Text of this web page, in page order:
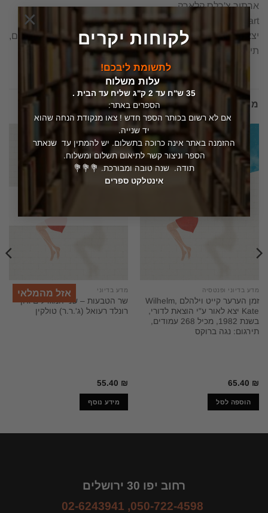
לקוחות יקרים
לתשומת ליבכם!
עלות משלוח
35 ש"ח עד 2 ק"ג שליח עד הבית .
הספרים באתר:
אם לא רשום בכותר הספר חדש ! צאו מנקודת הנחה שהוא
יד שנייה.
ההזמנה באתר אינה כרוכה בתשלום. יש להמתין עד שנאתר
הספר וניצור קשר לתיאום תשלום ומשלוח.
תודה. שנה טובה ומבורכת. 💐💐💐
אינטלקט ספרים
×
ארתור צ'רלס קלארק
Tales from the White Hart
יצא לאור ע"י הוצאת זמורה ביתן, בשנת 1998, מכיל 187 עמודים,
תירגום: עמנואל לוטם
מוצרים קשורים
מדע בדיוני ופנטסיה
זמן הערער קייט וילהלם Wilhelm,
Kate יצא לאור ע"י הוצאת לדורי,
בשנת 1982, מכיל 268 עמודים,
תירגום: נגה ברוקס
65.40 ₪
הוספה לסל
אזל מהמלאי מדע בדיוני
שר הטבעות – שני המגדלים ג'ון
רונלד רעואל (ג'.ר.ר) טולקין
55.40 ₪
מידע נוסף
רחוב יפו 30 ירושלים
050-722-4598
,
02-6243941